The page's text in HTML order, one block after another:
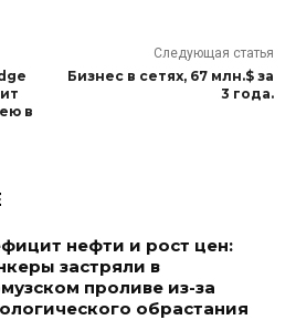
в
Следующая статья
Бизнес в сетях, 67 млн.$ за
3 года.
нефти и рост цен:
застряли в
проливе из-за
обрастания